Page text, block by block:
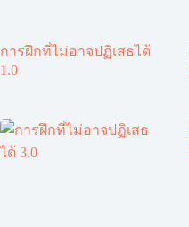
การฝึกที่ไม่อาจปฏิเสธได้
1.0